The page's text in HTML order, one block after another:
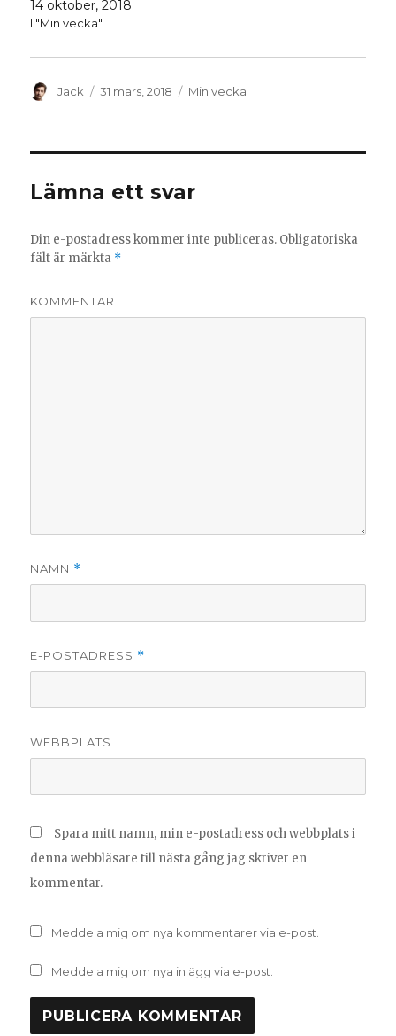
e
t
y
f
ö
r
i
n
t
f
e
14 oktober, 2018
I "Min vecka"
Författare
Jack Postat
31 mars, 2018 Kategorier
Min vecka
Lämna ett svar
Din e-postadress kommer inte publiceras. Obligatoriska
fält är märkta *
KOMMENTAR
NAMN *
E-POSTADRESS *
WEBBPLATS
Spara mitt namn, min e-postadress och webbplats i
denna webbläsare till nästa gång jag skriver en
kommentar.
Meddela mig om nya kommentarer via e-post.
Meddela mig om nya inlägg via e-post.